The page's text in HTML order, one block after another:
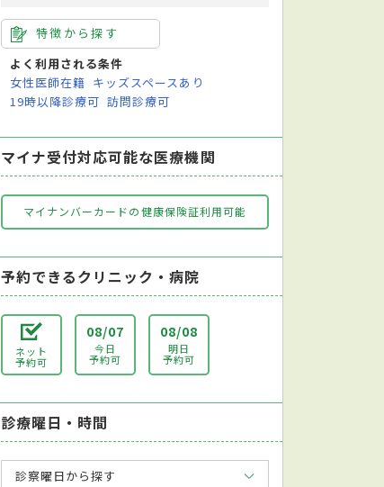
特徴から探す
よく利用される条件
女性医師在籍 キッズスペースあり
19時以降診療可 訪問診療可
マイナ受付対応可能な医療機関
マイナンバーカードの健康保険証利用可能
予約できるクリニック・病院
ネット
予約可
08/07
今日
予約可
08/08
明日
予約可
診療曜日・時間
診察曜日から探す